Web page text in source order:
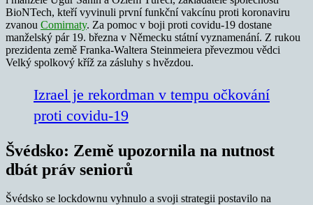
BioNTech, kteří vyvinuli první funkční vakcínu proti koronaviru
zvanou Comirnaty. Za pomoc v boji proti covidu-19 dostane
manželský pár 19. března v Německu státní vyznamenání. Z rukou
prezidenta země Franka-Waltera Steinmeiera převezmou vědci
Velký spolkový kříž za zásluhy s hvězdou.
Izrael je rekordman v tempu očkování
proti covidu-19
Švédsko: Země upozornila na nutnost
dbát práv seniorů
Švédsko se lockdownu vyhnulo a svoji strategii postavilo na